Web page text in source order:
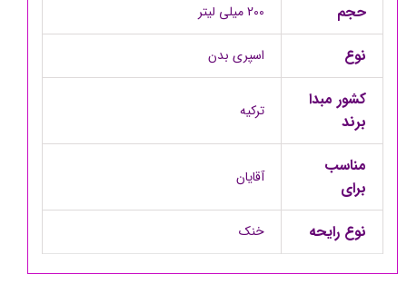
حجم 200 میلی لیتر
نوع اسپری بدن
کشور مبدا
برند
ترکیه
مناسب
برای
آقایان
نوع رایحه خنک